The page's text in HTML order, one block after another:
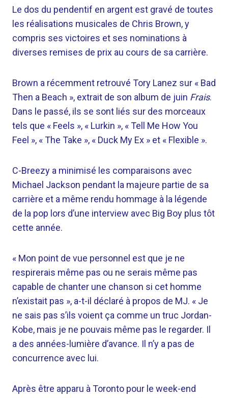
Le dos du pendentif en argent est gravé de toutes
les réalisations musicales de Chris Brown, y
compris ses victoires et ses nominations à
diverses remises de prix au cours de sa carrière.
Brown a récemment retrouvé Tory Lanez sur « Bad
Then a Beach », extrait de son album de juin Frais.
Dans le passé, ils se sont liés sur des morceaux
tels que « Feels », « Lurkin », « Tell Me How You
Feel », « The Take », « Duck My Ex » et « Flexible ».
C-Breezy a minimisé les comparaisons avec
Michael Jackson pendant la majeure partie de sa
carrière et a même rendu hommage à la légende
de la pop lors d’une interview avec Big Boy plus tôt
cette année.
« Mon point de vue personnel est que je ne
respirerais même pas ou ne serais même pas
capable de chanter une chanson si cet homme
n’existait pas », a-t-il déclaré à propos de MJ. « Je
ne sais pas s’ils voient ça comme un truc Jordan-
Kobe, mais je ne pouvais même pas le regarder. Il
a des années-lumière d’avance. Il n’y a pas de
concurrence avec lui.
Après être apparu à Toronto pour le week-end